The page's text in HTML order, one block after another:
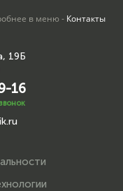
в меню - Контакты
19Б
16